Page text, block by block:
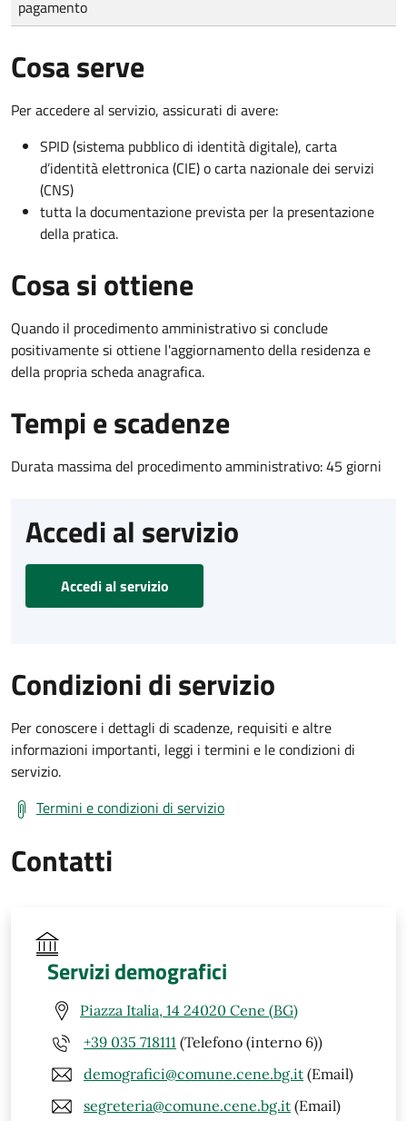
pagamento
Cosa serve
Per accedere al servizio, assicurati di avere:
SPID (sistema pubblico di identità digitale), carta
d’identità elettronica (CIE) o carta nazionale dei servizi
(CNS)
tutta la documentazione prevista per la presentazione
della pratica.
Cosa si ottiene
Quando il procedimento amministrativo si conclude
positivamente si ottiene l'aggiornamento della residenza e
della propria scheda anagrafica.
Tempi e scadenze
Durata massima del procedimento amministrativo: 45 giorni
Accedi al servizio
Accedi al servizio
Condizioni di servizio
Per conoscere i dettagli di scadenze, requisiti e altre
informazioni importanti, leggi i termini e le condizioni di
servizio.
Termini e condizioni di servizio
Contatti
Servizi demografici
Piazza Italia, 14 24020 Cene (BG)
+39 035 718111 (Telefono (interno 6))
demografici@comune.cene.bg.it (Email)
segreteria@comune.cene.bg.it (Email)